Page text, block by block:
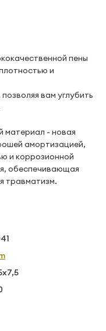
пены
и
вам углубить
материал - новая
амортизацией,
и коррозионной
обеспечивающая
травматизм.